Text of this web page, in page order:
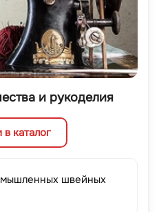
и рукоделия
каталог
швейных